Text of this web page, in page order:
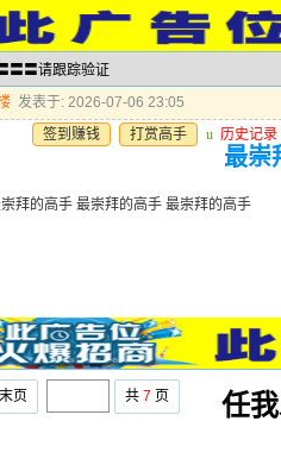
〓〓请跟踪验证
发表于: 2026-07-06 23:05
签到赚钱
打赏高手 u 历史记录
最崇
拜的高手 最崇拜的高手 最崇拜的高手
末页 共 7 页 任我